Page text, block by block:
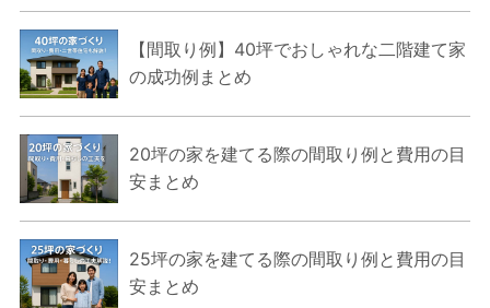
【間取り例】40坪でおしゃれな二階建て家
の成功例まとめ
20坪の家を建てる際の間取り例と費用の目
安まとめ
25坪の家を建てる際の間取り例と費用の目
安まとめ